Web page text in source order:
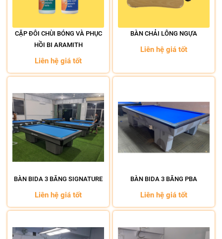
CẶP ĐÔI CHÙI BÓNG VÀ PHỤC
HỒI BI ARAMITH
Liên hệ giá tốt
BÀN CHẢI LÔNG NGỰA
Liên hệ giá tốt
BÀN BIDA 3 BĂNG SIGNATURE
Liên hệ giá tốt
BÀN BIDA 3 BĂNG PBA
Liên hệ giá tốt